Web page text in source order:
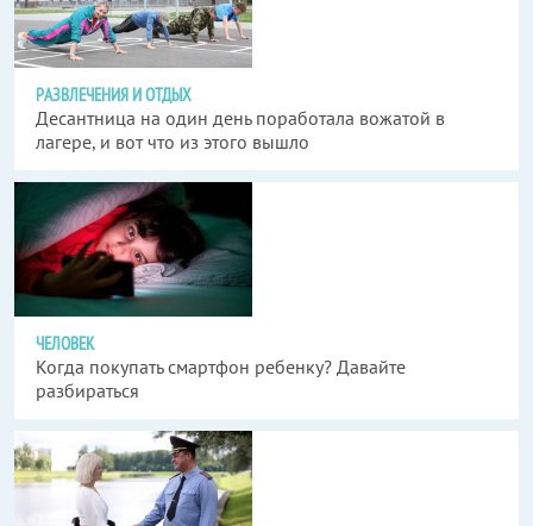
РАЗВЛЕЧЕНИЯ И ОТДЫХ
Десантница на один день поработала вожатой в
лагере, и вот что из этого вышло
ЧЕЛОВЕК
Когда покупать смартфон ребенку? Давайте
разбираться